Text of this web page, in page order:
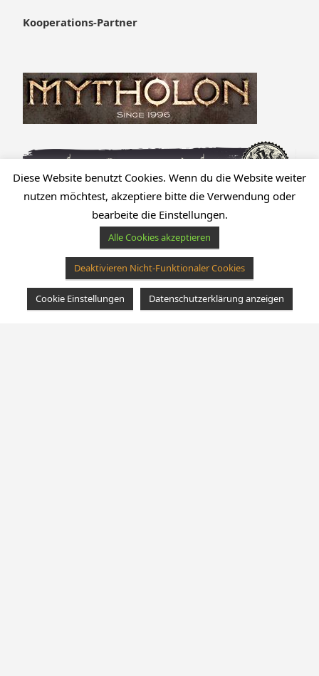
Kooperations-Partner
Diese Website benutzt Cookies. Wenn du die Website weiter
nutzen möchtest, akzeptiere bitte die Verwendung oder
bearbeite die Einstellungen.
Alle Cookies akzeptieren
Deaktivieren Nicht-Funktionaler Cookies
Cookie Einstellungen Datenschutzerklärung anzeigen